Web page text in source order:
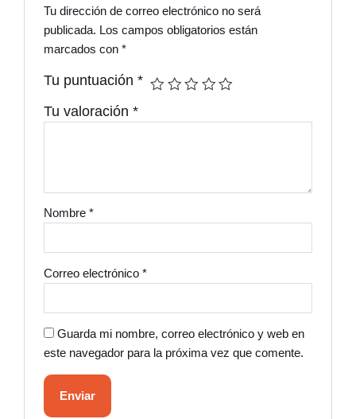
Tu dirección de correo electrónico no será
publicada. Los campos obligatorios están
marcados con*
Tu puntuación*
Tu valoración*
Nombre*
Correo electrónico*
Guarda mi nombre, correo electrónico y web en
este navegador para la próxima vez que comente.